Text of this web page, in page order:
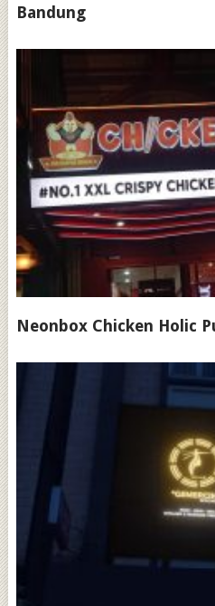
Bandung
Neonbox Chicken Holic